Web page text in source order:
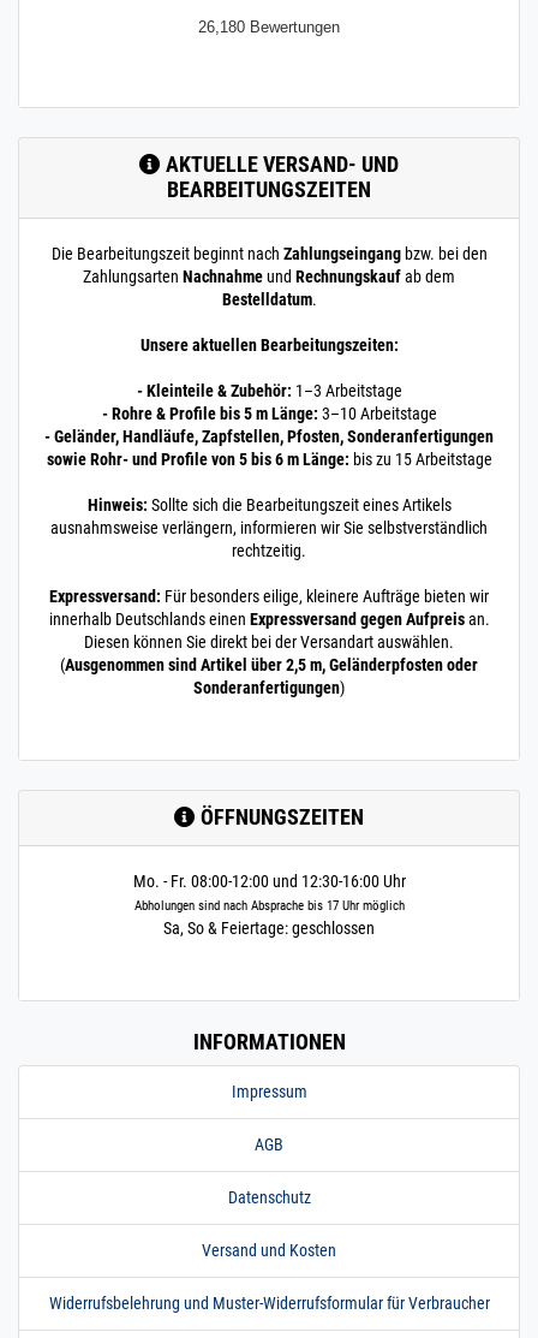
26,180 Bewertungen
AKTUELLE VERSAND- UND
BEARBEITUNGSZEITEN
Die Bearbeitungszeit beginnt nach Zahlungseingangbzw. bei den
Zahlungsarten Nachnahmeund Rechnungskaufab dem
Bestelldatum.
Unsere aktuellen Bearbeitungszeiten:
- Kleinteile & Zubehör: 1–3 Arbeitstage
- Rohre & Profile bis 5 m Länge: 3–10 Arbeitstage
- Geländer, Handläufe, Zapfstellen, Pfosten, Sonderanfertigungen
sowie Rohr- und Profile von 5 bis 6 m Länge: bis zu 15 Arbeitstage
Hinweis: Sollte sich die Bearbeitungszeit eines Artikels
ausnahmsweise verlängern, informieren wir Sie selbstverständlich
rechtzeitig.
Expressversand: Für besonders eilige, kleinere Aufträge bieten wir
innerhalb Deutschlands einen Expressversand gegen Aufpreisan.
Diesen können Sie direkt bei der Versandart auswählen.
(Ausgenommen sind Artikel über 2,5 m, Geländerpfosten oder
Sonderanfertigungen)
ÖFFNUNGSZEITEN
Mo. - Fr. 08:00-12:00 und 12:30-16:00 Uhr
Abholungen sind nach Absprache bis 17 Uhr möglich
Sa, So & Feiertage: geschlossen
INFORMATIONEN
Impressum
AGB
Datenschutz
Versand und Kosten
Widerrufsbelehrung und Muster-Widerrufsformular für Verbraucher